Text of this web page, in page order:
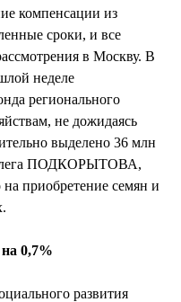
компенсации из
сроки, и все
в Москву. В
неделе
регионального
не дожидаясь
выделено 36 млн
ПОДКОРЫТОВА,
приобретение семян и
0,7%
развития